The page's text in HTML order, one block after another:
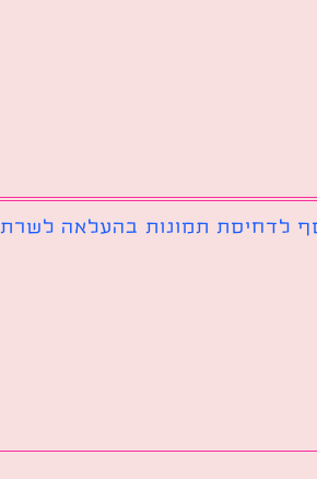
לדחיסת תמונות בהעלאה לשרת